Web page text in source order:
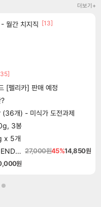
더보기+
월간 치지직 [13]
[펠리카] 판매 예정
(36개) - 미식가 도전과제
3봉
x 5개
엔더 매그놀리아 블룸 인 더 미스트 ENDER MAGNOLIA Bloom in the Mist 27,000원45%14,850원
원